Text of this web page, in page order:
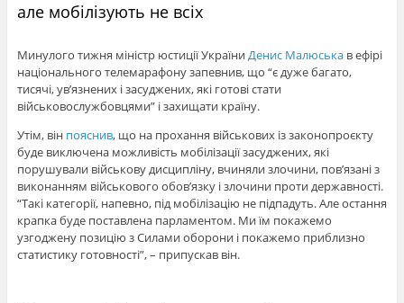
але мобілізують не всіх
Минулого тижня міністр юстиції УкраїниДенис Малюськав ефірі
національного телемарафону запевнив, що “є дуже багато,
тисячі, ув’язнених і засуджених, які готові стати
військовослужбовцями” і захищати країну.
Утім, він пояснив, що на прохання військових із законопроєкту
буде виключена можливість мобілізації засуджених, які
порушували військову дисципліну, вчиняли злочини, пов’язані з
виконанням військового обов’язку і злочини проти державності.
“Такі категорії, напевно, під мобілізацію не підпадуть. Але остання
крапка буде поставлена парламентом. Ми їм покажемо
узгоджену позицію з Силами оборони і покажемо приблизно
статистику готовності”, – припускав він.